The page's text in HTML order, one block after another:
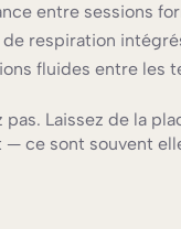
entre sessions
respiration
fluides entre les
pas. Laissez de la
ce sont souvent